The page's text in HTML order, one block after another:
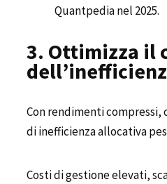
Quantpedia nel 2025.
3. Ottimizza il
Con rendimenti
di inefficienza allocativa
Costi di gestione elevati,